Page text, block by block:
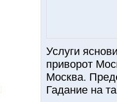
Услуги
приворот
Москва.
Гадание на